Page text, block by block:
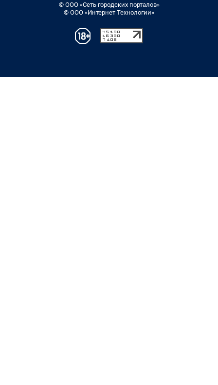
© ООО «Сеть городских порталов»
© ООО «Интернет Технологии»